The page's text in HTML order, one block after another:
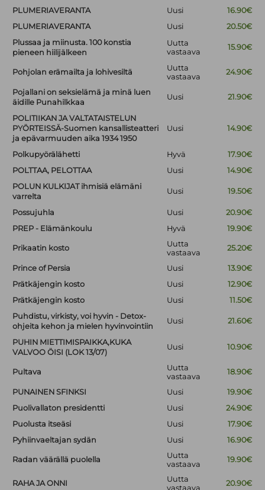
PLUMERIAVERANTA Uusi
16.90€
PLUMERIAVERANTA
Uusi
20.50€
Plussaa ja miinusta. 100 konstia
pieneen hiilijälkeen
Uutta
vastaava
15.90€
Pohjolan erämailta ja lohivesiltä
Uutta
vastaava
24.90€
Pojallani on seksielämä ja minä luen
äidille Punahilkkaa
Uusi 21.90€
POLITIIKAN JA VALTATAISTELUN
PYÖRTEISSÄ-Suomen kansallisteatteri
ja epävarmuuden aika 1934 1950
Uusi 14.90€
Polkupyörälähetti Hyvä
17.90€
POLTTAA, PELOTTAA
Uusi
14.90€
POLUN KULKIJAT ihmisiä elämäni
varrelta
Uusi 19.50€
Possujuhla Uusi
20.90€
PREP - Elämänkoulu
Hyvä 19.90€
Prikaatin kosto
Uutta
vastaava
25.20€
Prince of Persia Uusi
13.90€
Prätkäjengin kosto
Uusi
12.90€
Prätkäjengin kosto
Uusi
11.50€
Puhdistu, virkisty, voi hyvin - Detox-
ohjeita kehon ja mielen hyvinvointiin
Uusi 21.60€
PUHIN MIETTIMISPAIKKA,KUKA
VALVOO ÖISI (LOK 13/07)
Uusi 10.90€
Pultava
Uutta
vastaava
18.90€
PUNAINEN SFINKSI Uusi
19.90€
Puolivallaton presidentti
Uusi
24.90€
Puolusta itseäsi
Uusi
17.90€
Pyhiinvaeltajan sydän
Uusi 16.90€
Radan väärällä puolella
Uutta
vastaava
19.90€
RAHA JA ONNI
Uutta
vastaava
20.90€